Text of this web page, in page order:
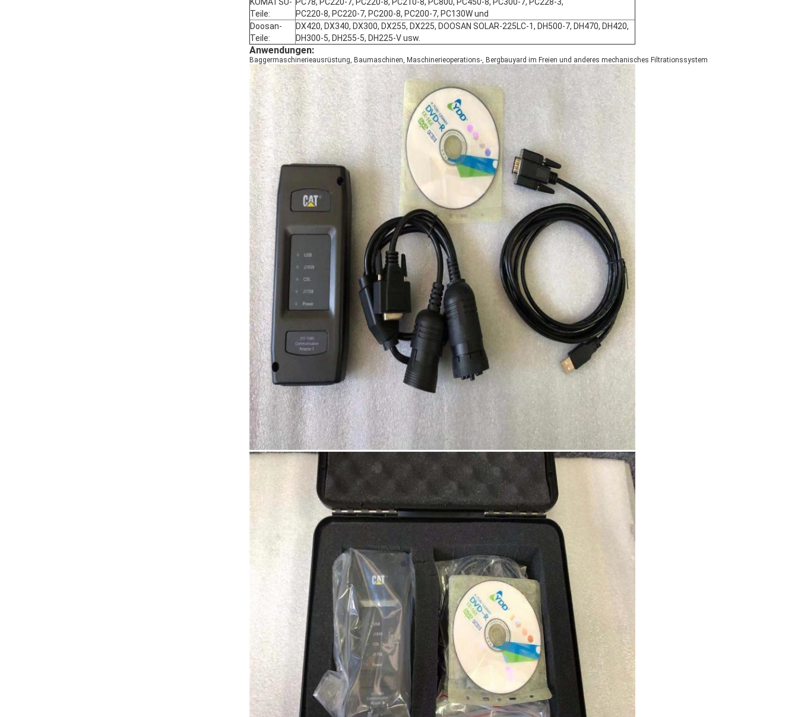
EINREICHUNGEN
Teile:
PC220-8, PC220-7, PC200-8, PC200-7, PC130W und
Doosan-
Teile:
DX420, DX340, DX300, DX255, DX225, DOOSAN SOLAR-225LC-1, DH500-7, DH470, DH420,
DH300-5, DH255-5, DH225-V usw.
Anwendungen:
Baggermaschinerieausrüstung, Baumaschinen, Maschinerieoperations-, Bergbauyard im Freien und anderes mechanisches Filtrationssystem